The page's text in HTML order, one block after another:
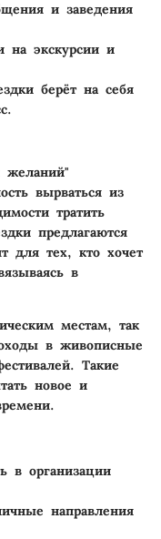
и заведения
на экскурсии и
берёт на себя
желаний"
вырваться из
тратить
предлагаются
для тех, кто хочет
в
местам, так
в живописные
Такие
новое и
в организации
направления